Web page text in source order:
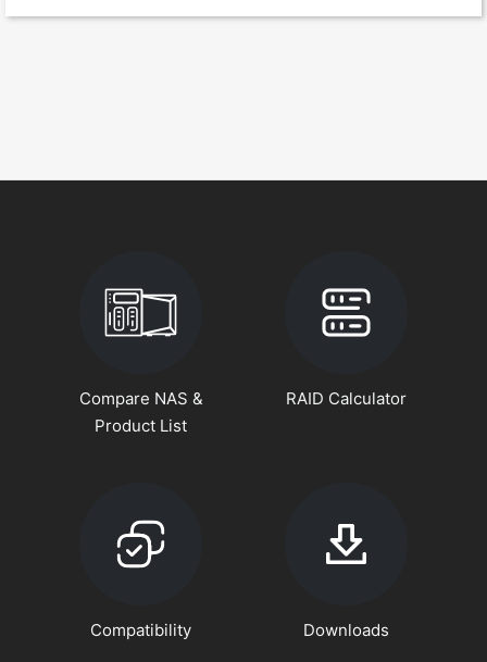
Compare NAS &
Product List
RAID Calculator
Compatibility Downloads